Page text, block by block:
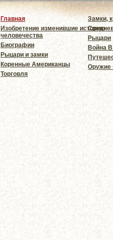
Главная
Изобретение изменившие историю
человечества
Биографии
Рыцари и замки
Коренные Американцы
Торговля
Замки,
Рыцари
Война
Оружие